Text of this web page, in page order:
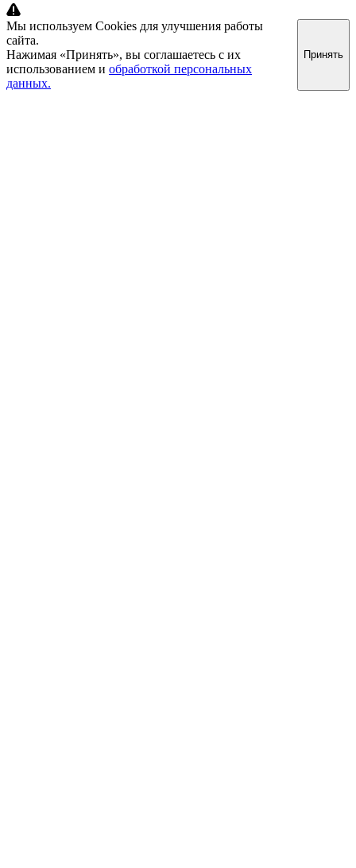
Мы используем Cookies для улучшения работы
сайта.
Нажимая «Принять», вы соглашаетесь с их
использованием и обработкой персональных
данных.
Принять